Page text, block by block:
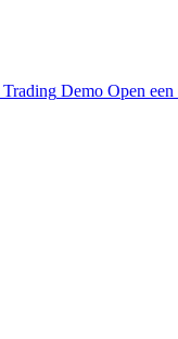
Trading Demo Open